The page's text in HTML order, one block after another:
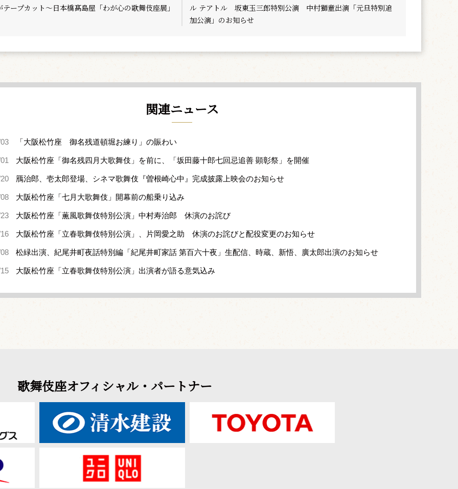
テープカット～日本橋髙島屋「わが心の歌舞伎座展」
ル テアトル 坂東玉三郎特別公演 中村獅童出演「元旦特別追
加公演」のお知らせ
関連ニュース
「大阪松竹座 御名残道頓堀お練り」の賑わい
大阪松竹座「御名残四月大歌舞伎」を前に、「坂田藤十郎七回忌追善 顕彰祭」を開催
鴈治郎、壱太郎登場、シネマ歌舞伎『曽根崎心中』完成披露上映会のお知らせ
大阪松竹座「七月大歌舞伎」開幕前の船乗り込み
大阪松竹座「薫風歌舞伎特別公演」中村寿治郎 休演のお詫び
大阪松竹座「立春歌舞伎特別公演」、片岡愛之助 休演のお詫びと配役変更のお知らせ
松緑出演、紀尾井町夜話特別編「紀尾井町家話 第百六十夜」生配信、時蔵、新悟、廣太郎出演のお知らせ
大阪松竹座「立春歌舞伎特別公演」出演者が語る意気込み
歌舞伎座オフィシャル・パートナー